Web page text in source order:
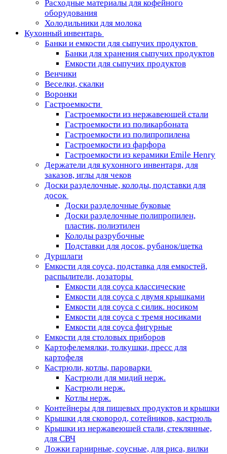
Расходные материалы для кофейного
оборудования
Холодильники для молока
Кухонный инвентарь
Банки и емкости для сыпучих продуктов
Банки для хранения сыпучих продуктов
Емкости для сыпучих продуктов
Венчики
Веселки, скалки
Воронки
Гастроемкости
Гастроемкости из нержавеющей стали
Гастроемкости из поликарбоната
Гастроемкости из полипропилена
Гастроемкости из фарфора
Гастроемкости из керамики Emile Henry
Держатели для кухонного инвентаря, для
заказов, иглы для чеков
Доски разделочные, колоды, подставки для
досок
Доски разделочные буковые
Доски разделочные полипропилен,
пластик, полиэтилен
Колоды разрубочные
Подставки для досок, рубанок/щетка
Дуршлаги
Емкости для соуса, подставка для емкостей,
распылители, дозаторы
Емкости для соуса классические
Емкости для соуса с двумя крышками
Емкости для соуса с силик. носиком
Емкости для соуса с тремя носиками
Емкости для соуса фигурные
Емкости для столовых приборов
Картофелемялки, толкушки, пресс для
картофеля
Кастрюли, котлы, пароварки
Кастрюли для мидий нерж.
Кастрюли нерж.
Котлы нерж.
Контейнеры для пищевых продуктов и крышки
Крышки для сковород, сотейников, кастрюль
Крышки из нержавеющей стали, стеклянные,
для СВЧ
Ложки гарнирные, соусные, для риса, вилки